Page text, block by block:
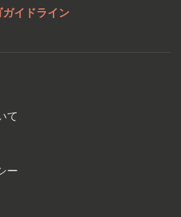
ガイドライン
て
ー